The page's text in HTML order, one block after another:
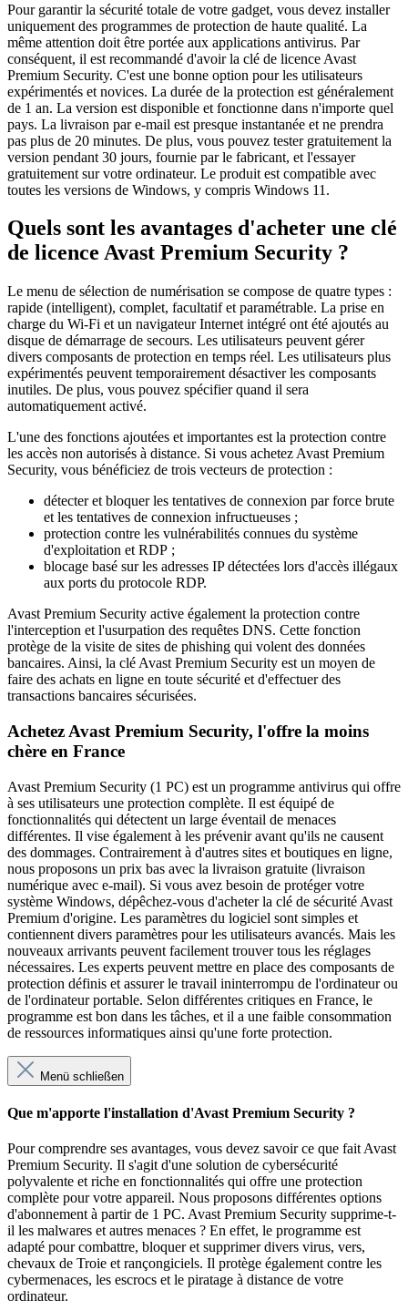
Pour garantir la sécurité totale de votre gadget, vous devez installer
uniquement des programmes de protection de haute qualité. La
même attention doit être portée aux applications antivirus. Par
conséquent, il est recommandé d'avoir la clé de licence Avast
Premium Security. C'est une bonne option pour les utilisateurs
expérimentés et novices. La durée de la protection est généralement
de 1 an. La version est disponible et fonctionne dans n'importe quel
pays. La livraison par e-mail est presque instantanée et ne prendra
pas plus de 20 minutes. De plus, vous pouvez tester gratuitement la
version pendant 30 jours, fournie par le fabricant, et l'essayer
gratuitement sur votre ordinateur. Le produit est compatible avec
toutes les versions de Windows, y compris Windows 11.
Quels sont les avantages d'acheter une clé
de licence Avast Premium Security ?
Le menu de sélection de numérisation se compose de quatre types :
rapide (intelligent), complet, facultatif et paramétrable. La prise en
charge du Wi-Fi et un navigateur Internet intégré ont été ajoutés au
disque de démarrage de secours. Les utilisateurs peuvent gérer
divers composants de protection en temps réel. Les utilisateurs plus
expérimentés peuvent temporairement désactiver les composants
inutiles. De plus, vous pouvez spécifier quand il sera
automatiquement activé.
L'une des fonctions ajoutées et importantes est la protection contre
les accès non autorisés à distance. Si vous achetez Avast Premium
Security, vous bénéficiez de trois vecteurs de protection :
détecter et bloquer les tentatives de connexion par force brute
et les tentatives de connexion infructueuses ;
protection contre les vulnérabilités connues du système
d'exploitation et RDP ;
blocage basé sur les adresses IP détectées lors d'accès illégaux
aux ports du protocole RDP.
Avast Premium Security active également la protection contre
l'interception et l'usurpation des requêtes DNS. Cette fonction
protège de la visite de sites de phishing qui volent des données
bancaires. Ainsi, la clé Avast Premium Security est un moyen de
faire des achats en ligne en toute sécurité et d'effectuer des
transactions bancaires sécurisées.
Achetez Avast Premium Security, l'offre la moins
chère en France
Avast Premium Security (1 PC) est un programme antivirus qui offre
à ses utilisateurs une protection complète. Il est équipé de
fonctionnalités qui détectent un large éventail de menaces
différentes. Il vise également à les prévenir avant qu'ils ne causent
des dommages. Contrairement à d'autres sites et boutiques en ligne,
nous proposons un prix bas avec la livraison gratuite (livraison
numérique avec e-mail). Si vous avez besoin de protéger votre
système Windows, dépêchez-vous d'acheter la clé de sécurité Avast
Premium d'origine. Les paramètres du logiciel sont simples et
contiennent divers paramètres pour les utilisateurs avancés. Mais les
nouveaux arrivants peuvent facilement trouver tous les réglages
nécessaires. Les experts peuvent mettre en place des composants de
protection définis et assurer le travail ininterrompu de l'ordinateur ou
de l'ordinateur portable. Selon différentes critiques en France, le
programme est bon dans les tâches, et il a une faible consommation
de ressources informatiques ainsi qu'une forte protection.
Menü schließen
Que m'apporte l'installation d'Avast Premium Security ?
Pour comprendre ses avantages, vous devez savoir ce que fait Avast
Premium Security. Il s'agit d'une solution de cybersécurité
polyvalente et riche en fonctionnalités qui offre une protection
complète pour votre appareil. Nous proposons différentes options
d'abonnement à partir de 1 PC. Avast Premium Security supprime-t-
il les malwares et autres menaces ? En effet, le programme est
adapté pour combattre, bloquer et supprimer divers virus, vers,
chevaux de Troie et rançongiciels. Il protège également contre les
cybermenaces, les escrocs et le piratage à distance de votre
ordinateur.